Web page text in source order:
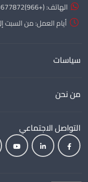
الهاتف:(+966)563677872
أيام العمل: من السبت إلى الخميس /
سياسات
من نحن
التواصل الاجتماعي